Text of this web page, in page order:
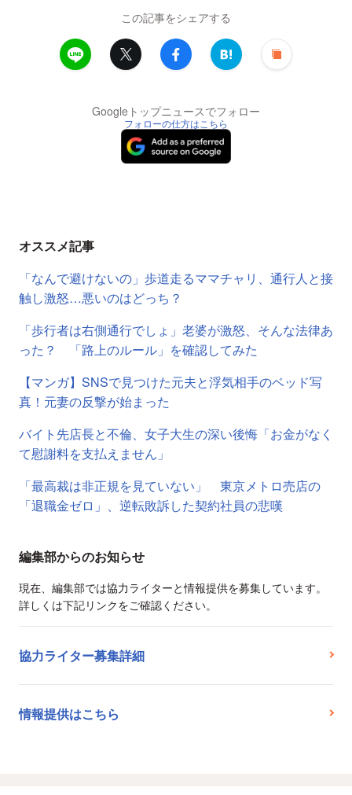
この記事をシェアする
Googleトップニュースでフォロー
フォローの仕方はこちら
オススメ記事
「なんで避けないの」歩道走るママチャリ、通行人と接
触し激怒…悪いのはどっち？
「歩行者は右側通行でしょ」老婆が激怒、そんな法律あ
った？ 「路上のルール」を確認してみた
【マンガ】SNSで見つけた元夫と浮気相手のベッド写
真！元妻の反撃が始まった
バイト先店長と不倫、女子大生の深い後悔「お金がなく
て慰謝料を支払えません」
「最高裁は非正規を見ていない」 東京メトロ売店の
「退職金ゼロ」、逆転敗訴した契約社員の悲嘆
編集部からのお知らせ
現在、編集部では協力ライターと情報提供を募集しています。
詳しくは下記リンクをご確認ください。
協力ライター募集詳細
情報提供はこちら